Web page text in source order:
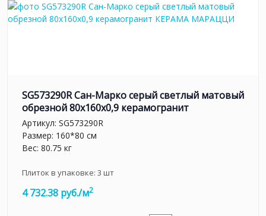
SG573290R Сан-Марко серый светлый матовый
обрезной 80x160x0,9 керамогранит
Артикул: SG573290R
Размер: 160*80 см
Вес: 80.75 кг
Плиток в упаковке: 3 шт
4 732.38 руб./м2